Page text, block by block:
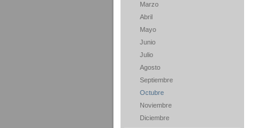
Marzo
Abril
Mayo
Junio
Julio
Agosto
Septiembre
Octubre
Noviembre
Diciembre